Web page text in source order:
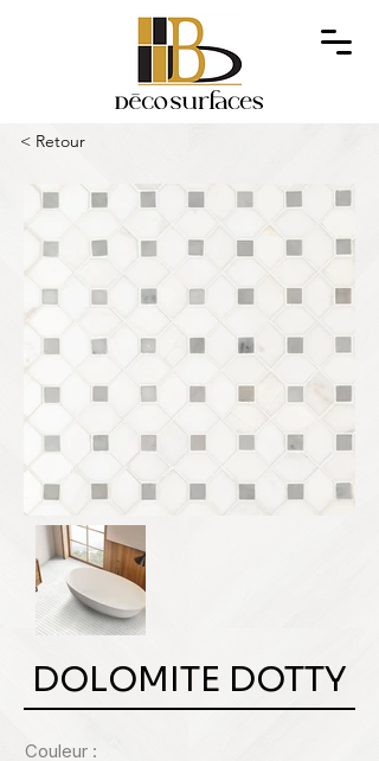
< Retour
DOLOMITE DOTTY
Couleur :